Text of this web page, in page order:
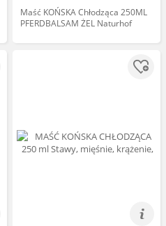
Maść KOŃSKA Chłodząca 250ML
PFERDBALSAM ŻEL Naturhof